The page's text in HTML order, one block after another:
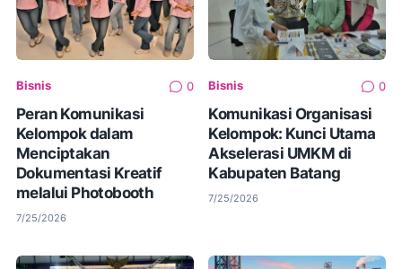
Bisnis 0
​Peran Komunikasi
Kelompok dalam
Menciptakan
Dokumentasi Kreatif
melalui Photobooth
7/25/2026
Bisnis 0
Komunikasi Organisasi
Kelompok: Kunci Utama
Akselerasi UMKM di
Kabupaten Batang
7/25/2026